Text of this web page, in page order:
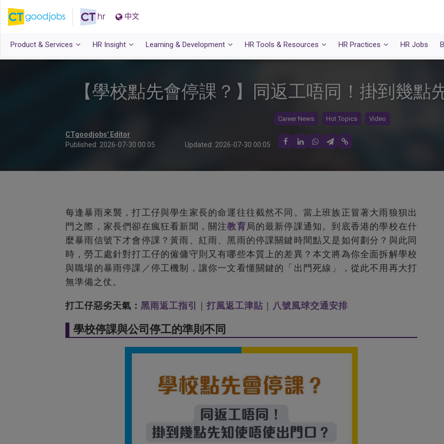
中文
Product & Services HR Insight Learning & Development HR Tools & Resources HR Practices HR Jobs
【學校點先會停課？】同返工唔同！掛到幾點
Career News Hot Topics Video
CTgoodjobs' Editor
Published: 2026-07-30 00:05 Updated: 2026-07-30 00:05
每逢暴雨來襲，打工仔與學生家長的命運往往截然不同。當上班族正冒著大雨狼狽出
門之際，家長們卻在瘋狂看新聞，關注教育局的最新停課通知。到底香港的學校在什
麼暴雨信號下才會停課？黃雨、紅雨、黑雨的停課關鍵時間點又是如何劃分？與此同
時，勞工處針對打工仔的僱傭守則又有哪些本質上的差異？本文將為你全面拆解學校
與職場的暴雨停課／停工機制，讓你一文看懂關鍵的「出門死線」，從此不用再大打
無準備之仗。
打工仔惡劣天氣： 黑雨返工指引 ｜ 打風返工津貼 ｜ 八號風球交通安排
學校停課與公司停工的準則不同